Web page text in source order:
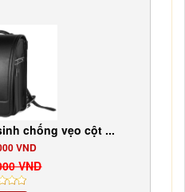
chống vẹo cột ...
VND
VND